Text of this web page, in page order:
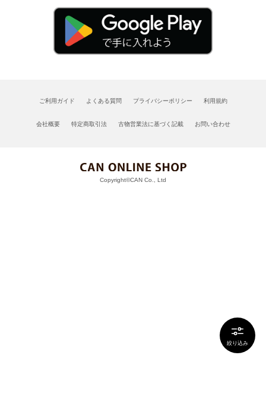
絞り込み
ご利用ガイド よくある質問 プライバシーポリシー 利用規約
会社概要 特定商取引法 古物営業法に基づく記載 お問い合わせ
Copyright©CAN Co., Ltd